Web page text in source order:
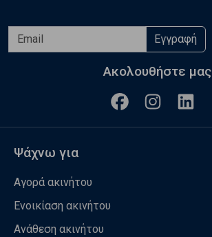
Εγγραφή
Ακολουθήστε μας
Ψάχνω για
Αγορά ακινήτου
Ενοικίαση ακινήτου
Ανάθεση ακινήτου